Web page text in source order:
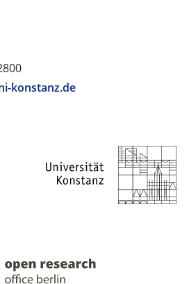
konstanz.de